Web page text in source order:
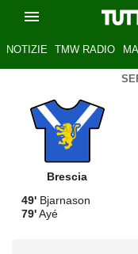
NOTIZIE TMW RADIO
Brescia
49' Bjarnason
79'Ayé